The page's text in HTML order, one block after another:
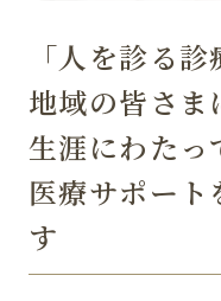
「人を診る
地域の皆さま
生涯にわたっ
医療サポート
す